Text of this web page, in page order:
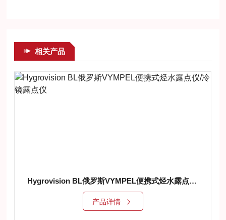
相关产品
Hygrovision BL俄罗斯VYMPEL便携式烃水露点仪/冷镜露点仪
产品详情